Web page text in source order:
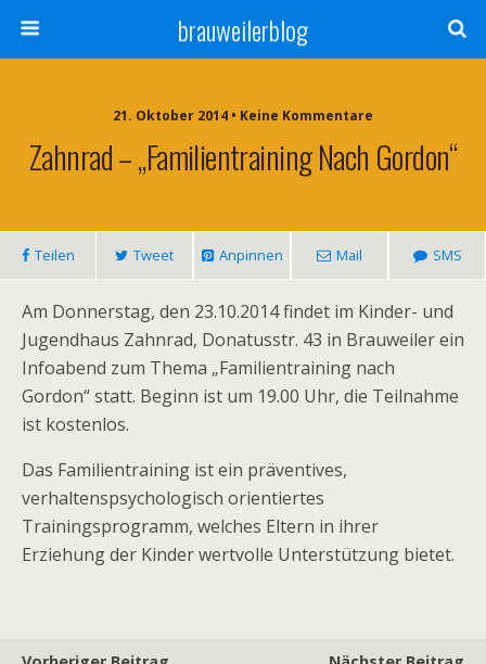
brauweilerblog
21. Oktober 2014 • Keine Kommentare
Zahnrad – „Familientraining Nach Gordon“
Teilen Tweet Anpinnen Mail SMS
Am Donnerstag, den 23.10.2014 findet im Kinder- und
Jugendhaus Zahnrad, Donatusstr. 43 in Brauweiler ein
Infoabend zum Thema „Familientraining nach
Gordon“ statt. Beginn ist um 19.00 Uhr, die Teilnahme
ist kostenlos.
Das Familientraining ist ein präventives,
verhaltenspsychologisch orientiertes
Trainingsprogramm, welches Eltern in ihrer
Erziehung der Kinder wertvolle Unterstützung bietet.